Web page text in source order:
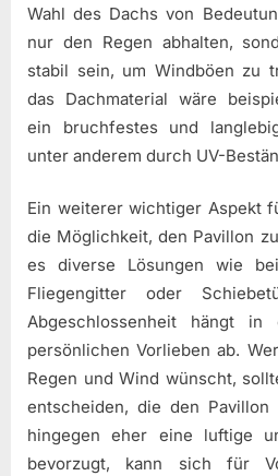
Wahl des Dachs von
nur den Regen abhalten,
stabil sein, um Windböen zu
das Dachmaterial wäre
ein bruchfestes und
unter anderem durch UV-
Ein weiterer wichtiger Aspekt
die Möglichkeit, den Pavillon
es diverse Lösungen wie
Fliegengitter oder
Abgeschlossenheit hängt
persönlichen Vorlieben ab.
Regen und Wind wünscht,
entscheiden, die den
hingegen eher eine luftige
bevorzugt, kann sich für